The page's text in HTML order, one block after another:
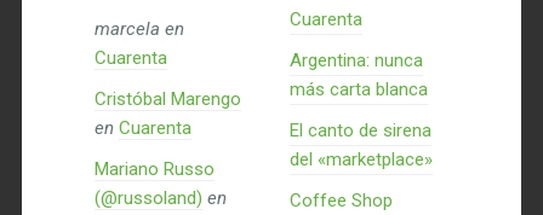
marcela en
Cuarenta
Cristóbal Marengo
en Cuarenta
Mariano Russo
(@russoland) en
Cuarenta
Argentina: nunca
más carta blanca
El canto de sirena
del «marketplace»
Coffee Shop